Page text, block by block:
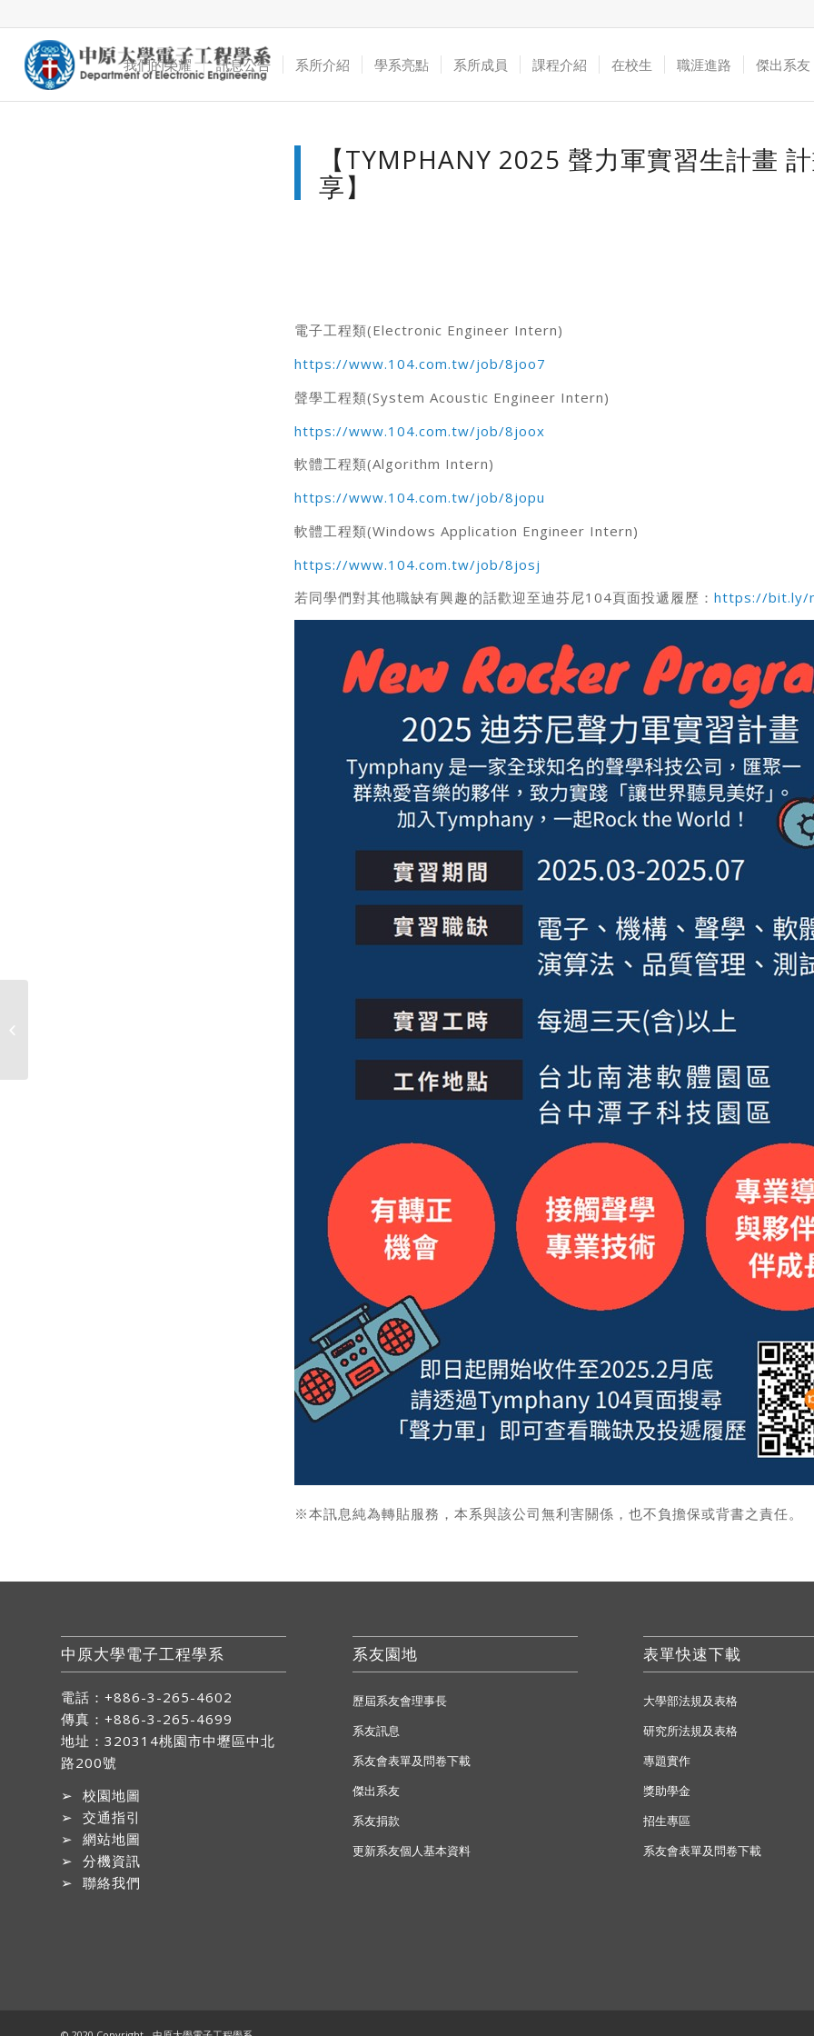
我們的榮耀 訊息公告 系所介紹 學系亮點 系所成員 課程介紹 在校生 職涯進路 傑出系友
【TYMPHANY 2025 聲力軍實習生計畫
享】
電子工程類(Electronic Engineer Intern)
https://www.104.com.tw/job/8joo7
聲學工程類(System Acoustic Engineer Intern)
https://www.104.com.tw/job/8joox
軟體工程類(Algorithm Intern)
https://www.104.com.tw/job/8jopu
軟體工程類(Windows Application Engineer Intern)
https://www.104.com.tw/job/8josj
若同學們對其他職缺有興趣的話歡迎至迪芬尼104頁面投遞履歷： https://bit.ly/
※本訊息純為轉貼服務，本系與該公司無利害關係，也不負擔保或背書之責任。
中原大學電子工程學系
電話：+886-3-265-4602
傳真：+886-3-265-4699
地址： 320314桃園市中壢區中北
路200號
➢ 校園地圖
➢ 交通指引
➢ 網站地圖
➢ 分機資訊
➢ 聯絡我們
系友園地
歷屆系友會理事長
系友訊息
系友會表單及問卷下載
傑出系友
系友捐款
更新系友個人基本資料
表單快速下載
大學部法規及表格
研究所法規及表格
專題實作
獎助學金
招生專區
系友會表單及問卷下載